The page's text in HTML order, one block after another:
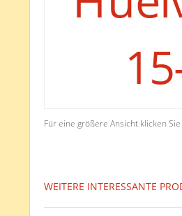
Für eine größere Ansicht klicken
WEITERE INTERESSANTE